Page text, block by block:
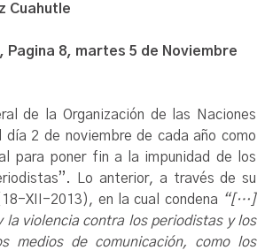
Cuahutle
Pagina 8, martes 5 de Noviembre
de la Organización de las Naciones
día 2 de noviembre de cada año como
para poner fin a la impunidad de los
Lo anterior, a través de su
XII-2013), en la cual condena “[…]
la violencia contra los periodistas y los
medios de comunicación, como los